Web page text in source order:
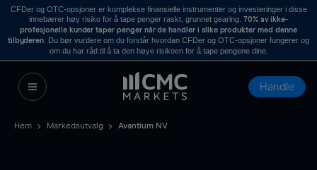
CFDer og OTC-opsjoner er komplekse finansielle instrumenter og investeringer i disse
innebærer høy risiko for å tape penger raskt, grunnet gearing. 70% av ikke-
profesjonelle kunder taper penger når de handler i slike produkter med denne
tilbyderen . Du bør vurdere om du forstår hvordan CFDer og OTC-opsjoner fungerer og
om du har råd til å ta den høye risikoen for å tape pengene dine.
Handle
Hem Markedsutvalg Avantium NV